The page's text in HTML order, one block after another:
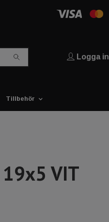
Logga in
Tillbehör
19x5 VIT